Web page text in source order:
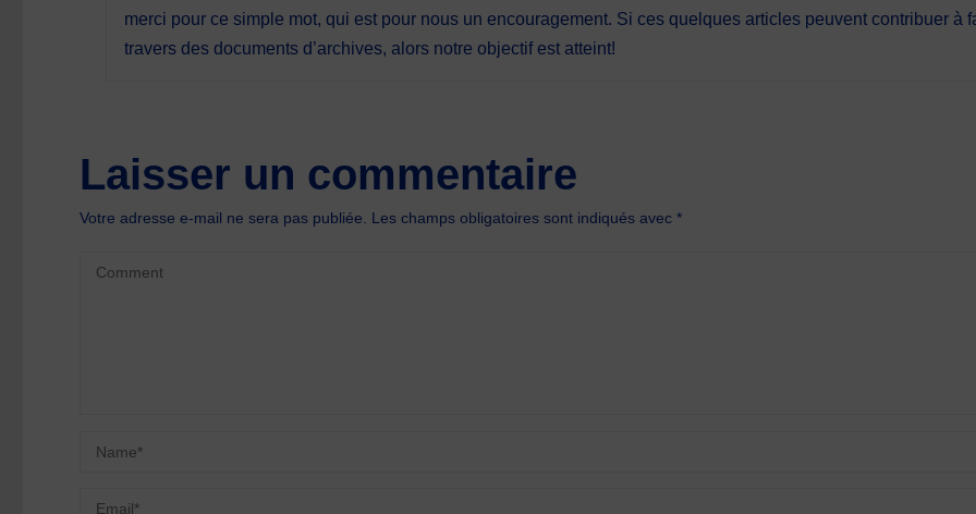
merci pour ce simple mot, qui est pour nous un encouragement. Si ces quelques articles peuvent contribuer à
travers des documents d’archives, alors notre objectif est atteint!
Laisser un commentaire
Votre adresse e-mail ne sera pas publiée. Les champs obligatoires sont indiqués avec*